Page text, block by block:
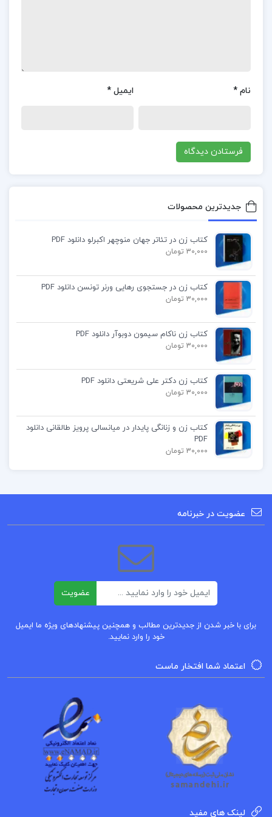
پی دی اف جزوه روش تحقیق دو
روش تحقیق دو PDF
کتاب پیشنهادی
کتاب گریز دلپذیر آنا گاوالدا
کتاب ایران در دوره دکتر مصدق محمد رفیعی
نام * ایمیل *
جدیدترین محصولات
کتاب زن در تئاتر جهان منوچهر اکبرلو دانلود PDF
30,000 تومان
کتاب زن در جستجوی رهایی ورنر تونسن دانلود PDF
30,000 تومان
کتاب زن ناکام سیمون دوبوآر دانلود PDF
30,000 تومان
کتاب زن دکتر علی شریعتی دانلود PDF
30,000 تومان
کتاب زن و زنانگی پایدار در میانسالی پرویز طالقانی دانلود
PDF
30,000 تومان
عضویت در خبرنامه
عضویت
برای با خبر شدن از جدیدترین مطالب و همچنین پیشنهادهای ویژه ما ایمیل
خود را وارد نمایید.
اعتماد شما افتخار ماست
لینک های مفید